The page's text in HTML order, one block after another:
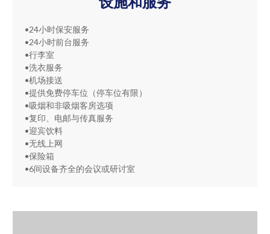
•24小时保安服务
•24小时前台服务
•行李室
•洗衣服务
•机场接送
•提供免费停车位（停车位有限）
•吸烟和非吸烟客房选项
•复印、电邮与传真服务
•迎宾饮料
•无线上网
•保险箱
•6间设备齐全的会议或研讨室